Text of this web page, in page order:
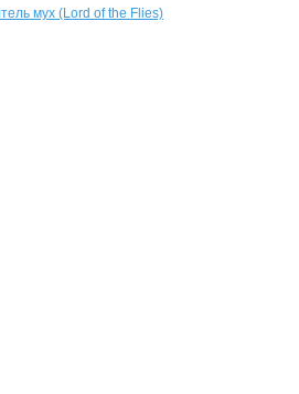
мух (Lord of the Flies)